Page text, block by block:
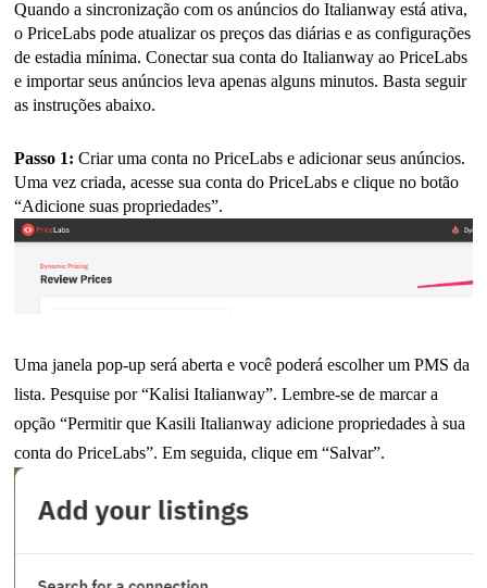
Quando a sincronização com os anúncios do Italianway está ativa,
o PriceLabs pode atualizar os preços das diárias e as configurações
de estadia mínima. Conectar sua conta do Italianway ao PriceLabs
e importar seus anúncios leva apenas alguns minutos. Basta seguir
as instruções abaixo.
Passo 1: Criar uma conta no PriceLabs e adicionar seus anúncios.
Uma vez criada, acesse sua conta do PriceLabs e clique no botão
“Adicione suas propriedades”.
Uma janela pop-up será aberta e você poderá escolher um PMS da
lista. Pesquise por “Kalisi Italianway”. Lembre-se de marcar a
opção “Permitir que Kasili Italianway adicione propriedades à sua
conta do PriceLabs”. Em seguida, clique em “Salvar”.